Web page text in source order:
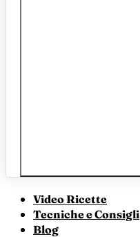
Video Ricette
Tecniche e Consigli
Blog